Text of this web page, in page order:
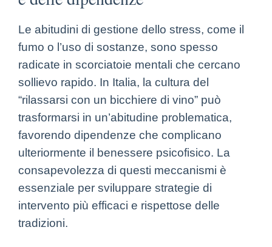
Le abitudini di gestione dello stress, come il
fumo o l’uso di sostanze, sono spesso
radicate in scorciatoie mentali che cercano
sollievo rapido. In Italia, la cultura del
“rilassarsi con un bicchiere di vino” può
trasformarsi in un’abitudine problematica,
favorendo dipendenze che complicano
ulteriormente il benessere psicofisico. La
consapevolezza di questi meccanismi è
essenziale per sviluppare strategie di
intervento più efficaci e rispettose delle
tradizioni.